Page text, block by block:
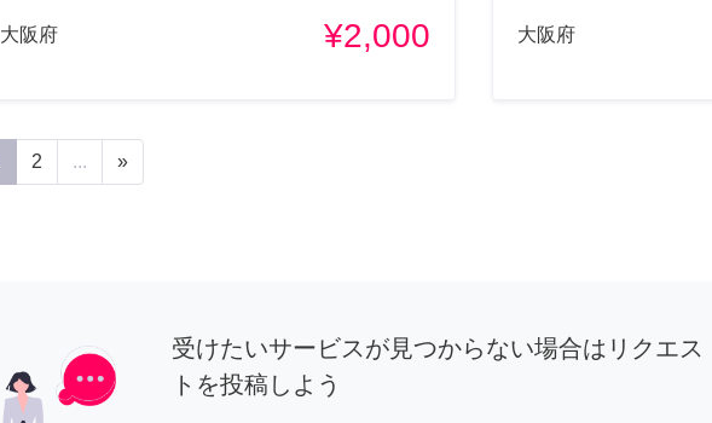
大阪府 ¥2,000 大阪府
2 ... »
受けたいサービスが見つからない場合はリクエス
トを投稿しよう